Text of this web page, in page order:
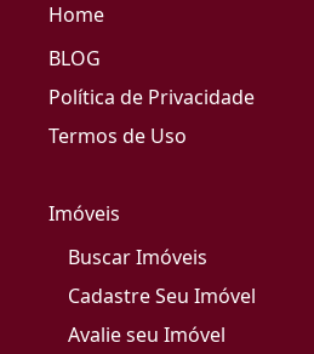
Home
BLOG
Política de Privacidade
Termos de Uso
Imóveis
Buscar Imóveis
Cadastre Seu Imóvel
Avalie seu Imóvel